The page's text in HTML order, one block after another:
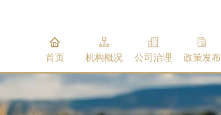
首页 机构概况 公司治理 政策发布